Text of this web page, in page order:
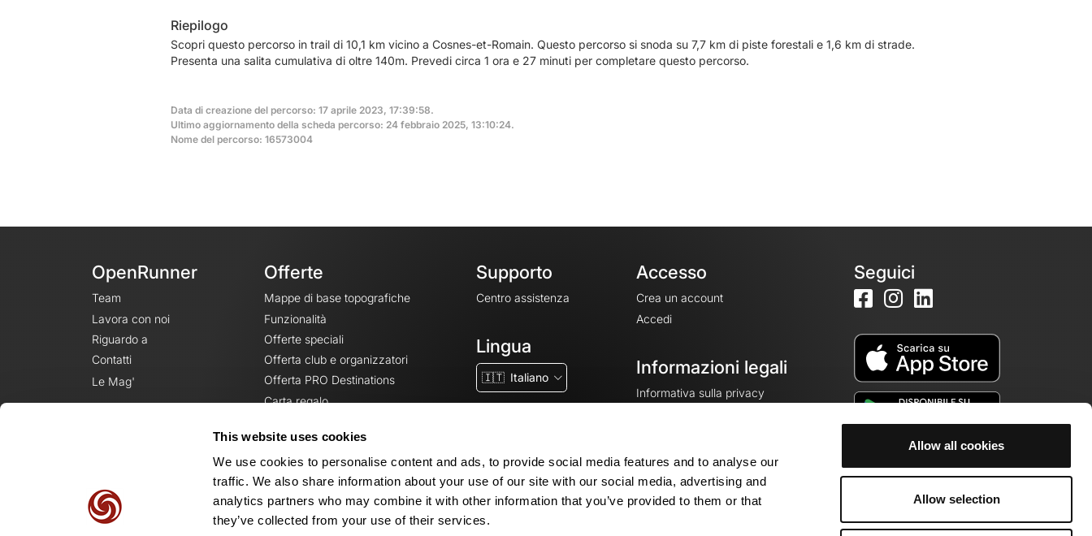
This website uses cookies
We use cookies to personalise content and ads, to provide social media features and to analyse our
traffic. We also share information about your use of our site with our social media, advertising and
analytics partners who may combine it with other information that you’ve provided to them or that
they’ve collected from your use of their services.
Allow all cookies
Allow selection
Riepilogo
Scopri questo percorso in trail di 10,1 km vicino a Cosnes-et-Romain. Questo percorso si snoda su 7,7 km di piste forestali e 1,6 km di strade.
Presenta una salita cumulativa di oltre 140m. Prevedi circa 1 ora e 27 minuti per completare questo percorso.
Data di creazione del percorso: 17 aprile 2023, 17:39:58.
Ultimo aggiornamento della scheda percorso: 24 febbraio 2025, 13:10:24.
Nome del percorso: 16573004
OpenRunner
Team
Lavora con noi
Riguardo a
Contatti
Le Mag'
Offerte
Mappe di base topografiche
Funzionalità
Offerte speciali
Offerta club e organizzatori
Offerta PRO Destinations
Carta regalo
Supporto
Centro assistenza
Lingua
🇮🇹 Italiano
Accesso
Crea un account
Accedi
Informazioni legali
Informativa sulla privacy
Impostazioni dei cookie
Seguici